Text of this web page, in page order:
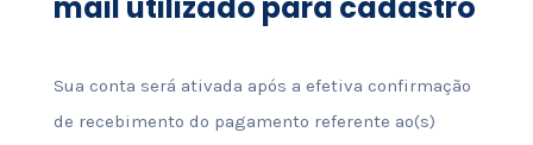
Sua conta será ativada após a efetiva confirmação
de recebimento do pagamento referente ao(s)